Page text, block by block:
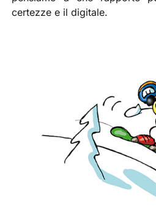
certezze e il digitale.